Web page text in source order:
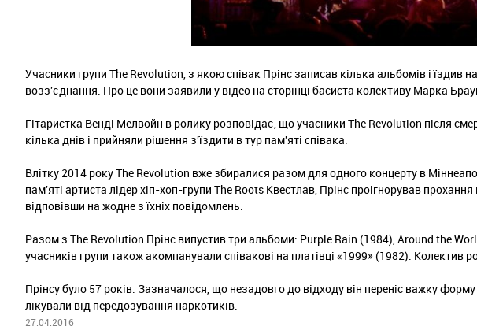
Учасники групи The Revolution, з якою співак Прінс записав кілька альбомів і їздив
возз'єднання. Про це вони заявили у відео на сторінці басиста колективу Марка
Гітаристка Венді Мелвойн в ролику розповідає, що учасники The Revolution після
кілька днів і прийняли рішення з'їздити в тур пам'яті співака.
Влітку 2014 року The Revolution вже збиралися разом для одного концерту в
пам'яті артиста лідер хіп-хоп-групи The Roots Квестлав, Прінс проігнорував
відповівши на жодне з їхніх повідомлень.
Разом з The Revolution Прінс випустив три альбоми: Purple Rain (1984), Around the
учасників групи також акомпанували співакові на платівці «1999» (1982). Колектив
Прінсу було 57 років. Зазначалося, що незадовго до відходу він переніс важку
лікували від передозування наркотиків.
27.04.2016